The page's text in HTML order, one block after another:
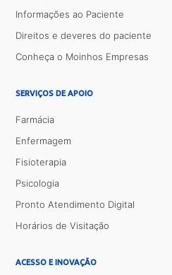
Informações ao Paciente
Direitos e deveres do paciente
Conheça o Moinhos Empresas
SERVIÇOS DE APOIO
Farmácia
Enfermagem
Fisioterapia
Psicologia
Pronto Atendimento Digital
Horários de Visitação
ACESSO E INOVAÇÃO